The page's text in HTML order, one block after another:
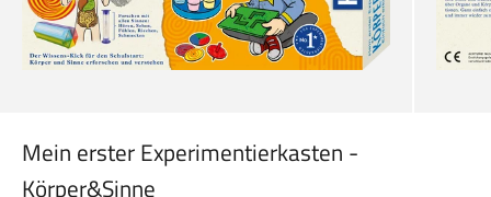
Mein erster Experimentierkasten -
Körper&Sinne